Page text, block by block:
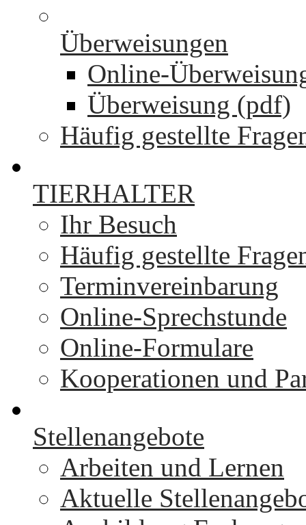
Überweisungen
Online-
Überweisung (pdf)
Häufig gestellte
TIERHALTER
Ihr Besuch
Häufig gestellte
Terminvereinbarung
Online-Sprechstunde
Online-Formulare
Kooperationen und
Stellenangebote
Arbeiten und Lernen
Aktuelle